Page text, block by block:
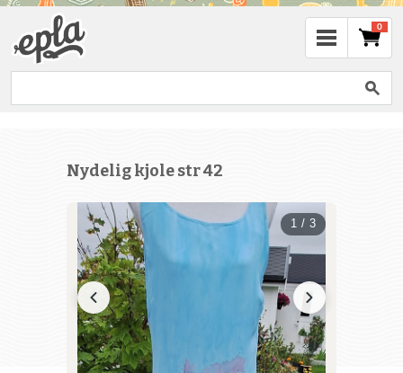
0
Nydelig kjole str 42
1 / 3